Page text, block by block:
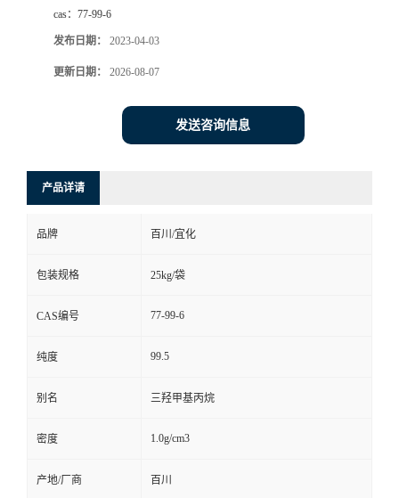
cas： 77-99-6
发布日期： 2023-04-03
更新日期： 2026-08-07
发送咨询信息
产品详请
品牌 百川/宜化
包装规格 25kg/袋
CAS编号 77-99-6
纯度 99.5
别名 三羟甲基丙烷
密度 1.0g/cm3
产地/厂商 百川